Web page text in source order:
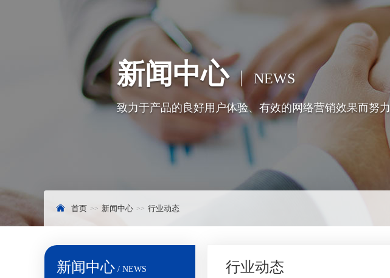
新闻中心 NEWS
致力于产品的良好用户体验、有效的网络营销效果而努力
首页 新闻中心 行业动态
新闻中心 / NEWS 行业动态